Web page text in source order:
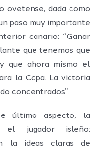
ovetense, dada como
paso muy importante
canario: “Ganar
que tenemos que
que ahora mismo el
la Copa. La victoria
concentrados”.
último aspecto, la
el jugador isleño:
la ideas claras de